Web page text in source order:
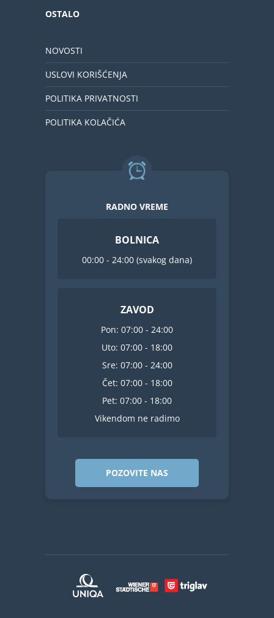
OSTALO
NOVOSTI
USLOVI KORIŠĆENJA
POLITIKA PRIVATNOSTI
POLITIKA KOLAČIĆA
RADNO VREME
BOLNICA
00:00 - 24:00 (svakog dana)
ZAVOD
Pon: 07:00 - 24:00
Uto: 07:00 - 18:00
Sre: 07:00 - 24:00
Čet: 07:00 - 18:00
Pet: 07:00 - 18:00
Vikendom ne radimo
POZOVITE NAS